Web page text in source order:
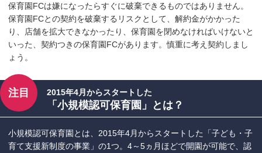
保育園FCは嫌になったらすぐに破棄できるものではありません。
保育園FCとの契約を破棄するリスクとして、解約金がかかった
り、店舗を拡大できなかったり、保育園を閉めなければいけないと
いった、契約つきの保育園FCがあります。慎重に考え契約しまし
ょう。
注目 2015年4月からスタートした
「小規模認可保育園」とは？
小規模認可保育園とは、2015年4月からスタートした「子ども・子
育て支援新制度の事業」の1つ。4～5ヵ月ほどで開園が可能で、認